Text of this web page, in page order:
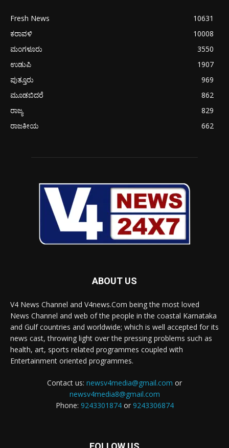
Fresh News
10631
ಕರಾವಳಿ
10008
ಮಂಗಳೂರು
3550
ಉಡುಪಿ
1907
ಪುತ್ತೂರು
969
ಮೂಡಬಿದರೆ
862
ರಾಜ್ಯ
829
ರಾಜಕೀಯ
662
ABOUT US
V4 News Channel and V4news.Com being the most loved
News Channel and web of the people in the coastal Karnataka
and Gulf countries and worldwide; which is well accepted for its
news cast, throwing light over the pressing problems such as
health, art, sports related programmes coupled with
Entertainment oriented programmes.
Contact us: newsv4media@gmail.com or
newsv4media8@gmail.com
Phone: 9243301874or 9243306874